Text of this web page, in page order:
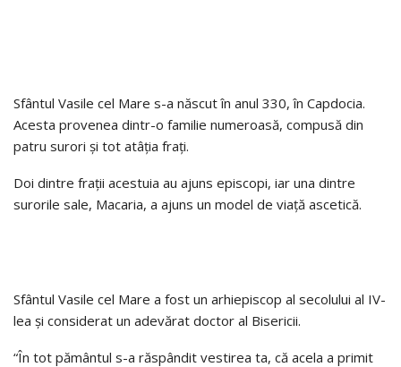
Sfântul Vasile cel Mare s-a născut în anul 330, în Capdocia.
Acesta provenea dintr-o familie numeroasă, compusă din
patru surori și tot atâția frați.
Doi dintre frații acestuia au ajuns episcopi, iar una dintre
surorile sale, Macaria, a ajuns un model de viață ascetică.
Sfântul Vasile cel Mare a fost un arhiepiscop al secolului al IV-
lea și considerat un adevărat doctor al Bisericii.
“În tot pământul s-a răspândit vestirea ta, că acela a primit